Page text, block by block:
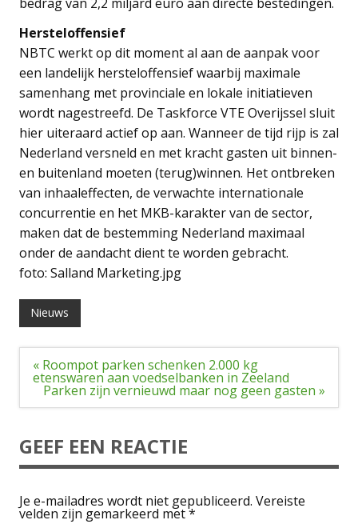
Hersteloffensief
NBTC werkt op dit moment al aan de aanpak voor
een landelijk hersteloffensief waarbij maximale
samenhang met provinciale en lokale initiatieven
wordt nagestreefd. De Taskforce VTE Overijssel sluit
hier uiteraard actief op aan. Wanneer de tijd rijp is zal
Nederland versneld en met kracht gasten uit binnen-
en buitenland moeten (terug)winnen. Het ontbreken
van inhaaleffecten, de verwachte internationale
concurrentie en het MKB-karakter van de sector,
maken dat de bestemming Nederland maximaal
onder de aandacht dient te worden gebracht.
foto: Salland Marketing.jpg
Nieuws
Bericht
navigatie
« Roompot parken schenken 2.000 kg
etenswaren aan voedselbanken in Zeeland
Parken zijn vernieuwd maar nog geen gasten »
GEEF EEN REACTIE
Je e-mailadres wordt niet gepubliceerd. Vereiste
velden zijn gemarkeerd met*